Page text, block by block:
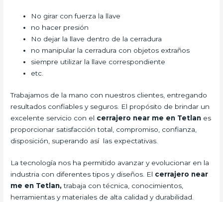
No girar con fuerza la llave
no hacer presión
No dejar la llave dentro de la cerradura
no manipular la cerradura con objetos extraños
siempre utilizar la llave correspondiente
etc.
Trabajamos de la mano con nuestros clientes, entregando
resultados confiables y seguros. El propósito de brindar un
excelente servicio con el cerrajero near me en Tetlan es
proporcionar satisfacción total, compromiso, confianza,
disposición, superando así las expectativas.
La tecnología nos ha permitido avanzar y evolucionar en la
industria con diferentes tipos y diseños. El cerrajero near
me en Tetlan,trabaja con técnica, conocimientos,
herramientas y materiales de alta calidad y durabilidad.